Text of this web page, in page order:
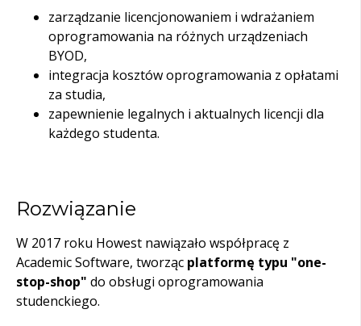
zarządzanie licencjonowaniem i wdrażaniem
oprogramowania na różnych urządzeniach
BYOD,
integracja kosztów oprogramowania z opłatami
za studia,
zapewnienie legalnych i aktualnych licencji dla
każdego studenta.
Rozwiązanie
W 2017 roku Howest nawiązało współpracę z
Academic Software, tworząc platformę typu "one-
stop-shop" do obsługi oprogramowania
studenckiego.